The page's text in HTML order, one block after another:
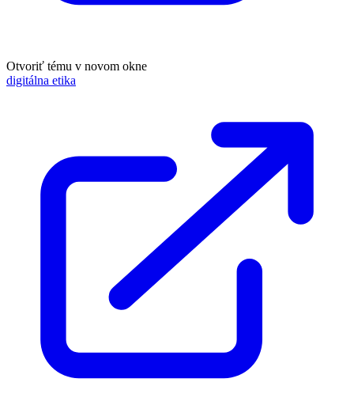
Otvoriť tému v novom okne
digitálna etika